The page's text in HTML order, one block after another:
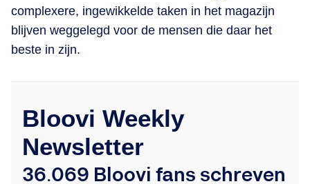
complexere, ingewikkelde taken in het magazijn
blijven weggelegd voor de mensen die daar het
beste in zijn.
Bloovi Weekly
Newsletter
36.069 Bloovi fans schreven